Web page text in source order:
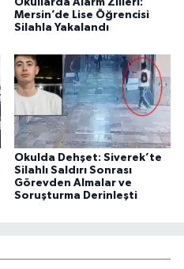
Okullarda Alarm Zilleri:
Mersin’de Lise Öğrencisi
Silahla Yakalandı
Okulda Dehşet: Siverek’te
Silahlı Saldırı Sonrası
Görevden Almalar ve
Soruşturma Derinleşti